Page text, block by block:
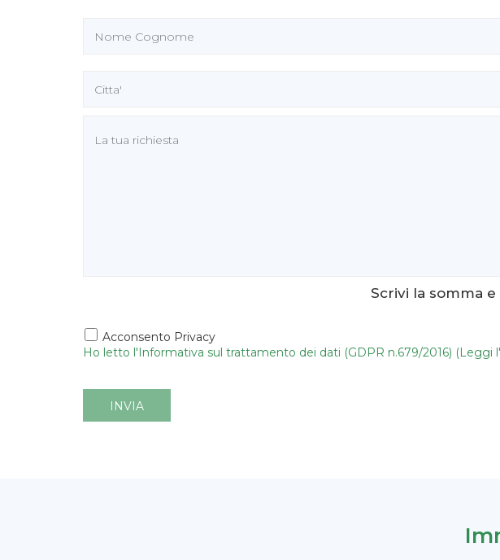
Scrivi la somma
Acconsento Privacy
Ho letto l'Informativa sul trattamento dei dati (GDPR n.679/2016) (Leggi
INVIA